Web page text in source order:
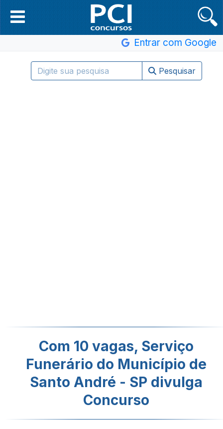
Entrar com Google
Pesquisar
Com 10 vagas, Serviço
Funerário do Município de
Santo André - SP divulga
Concurso